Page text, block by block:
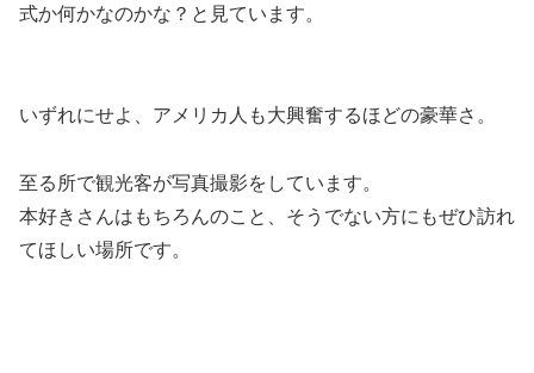
式か何かなのかな？と見ています。
いずれにせよ、アメリカ人も大興奮するほどの豪華さ。
至る所で観光客が写真撮影をしています。
本好きさんはもちろんのこと、そうでない方にもぜひ訪れ
てほしい場所です。